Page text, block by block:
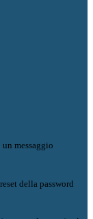
messaggio
della password